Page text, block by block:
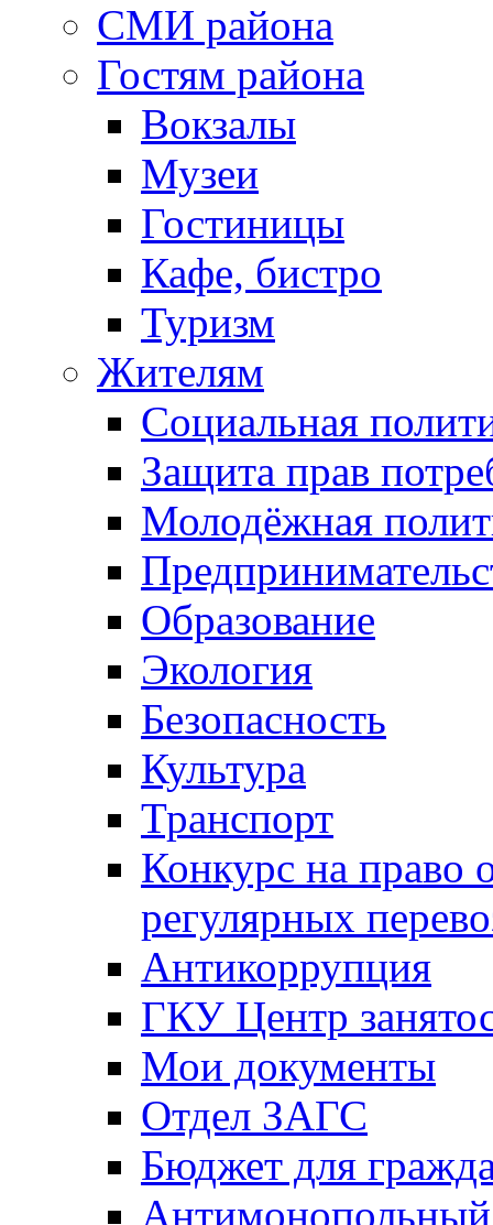
СМИ района
Гостям района
Вокзалы
Музеи
Гостиницы
Кафе, бистро
Туризм
Жителям
Социальная
Защита прав
Молодёжная
Образование
Экология
Безопасность
Культура
Транспорт
Конкурс на право
регулярных
Антикоррупция
ГКУ Центр
Мои документы
Отдел ЗАГС
Бюджет для
Антимонопольный